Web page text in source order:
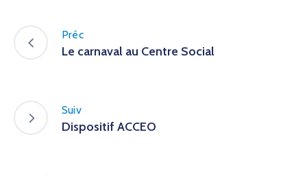
Préc
Le carnaval au Centre Social
Suiv
Dispositif ACCEO